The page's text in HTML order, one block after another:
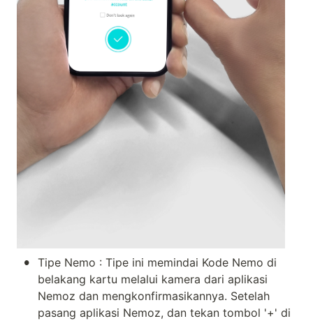
• Tipe Nemo : Tipe ini memindai Kode Nemo di
belakang kartu melalui kamera dari aplikasi
Nemoz dan mengkonfirmasikannya. Setelah
pasang aplikasi Nemoz, dan tekan tombol '+' di